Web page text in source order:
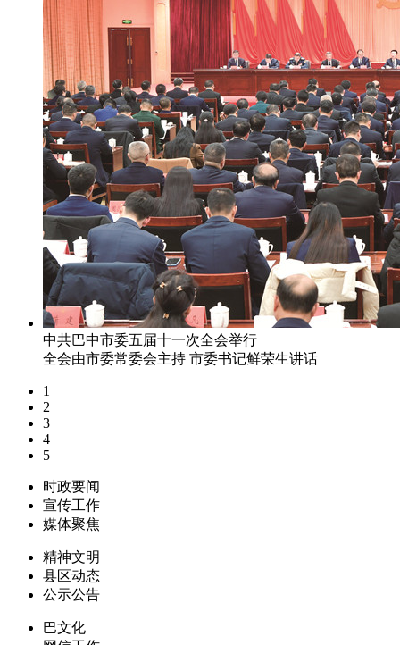
中共巴中市委五届十一次全会举行
全会由市委常委会主持 市委书记鲜荣生讲话
1
2
3
4
5
时政要闻
宣传工作
媒体聚焦
精神文明
县区动态
公示公告
巴文化